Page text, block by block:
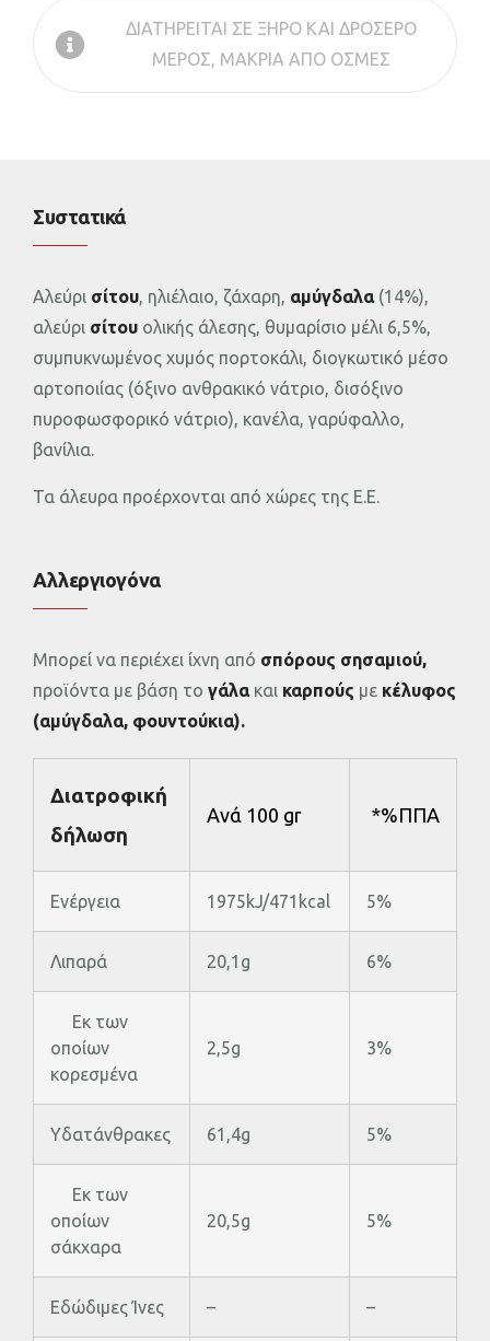
ΔΙΑΤΗΡΕΙΤΑΙ ΣΕ ΞΗΡΟ ΚΑΙ ΔΡΟΣΕΡΟ
ΜΕΡΟΣ, ΜΑΚΡΙΑ ΑΠΟ ΟΣΜΕΣ
Συστατικά
Αλεύρι σίτου, ηλιέλαιο, ζάχαρη, αμύγδαλα(14%),
αλεύρι σίτου ολικής άλεσης, θυμαρίσιο μέλι 6,5%,
συμπυκνωμένος χυμός πορτοκάλι, διογκωτικό μέσο
αρτοποιίας (όξινο ανθρακικό νάτριο, δισόξινο
πυροφωσφορικό νάτριο), κανέλα, γαρύφαλλο,
βανίλια.
Τα άλευρα προέρχονται από χώρες της Ε.Ε.
Αλλεργιογόνα
Μπορεί να περιέχει ίχνη από σπόρους σησαμιού,
προϊόντα με βάση το γάλα και καρπούς με κέλυφος
(αμύγδαλα, φουντούκια).
Διατροφική
δήλωση
Ανά 100 gr *%ΠΠΑ
Ενέργεια 1975kJ/471kcal 5%
Λιπαρά 20,1g 6%
Εκ των
οποίων
κορεσµένα
2,5g 3%
Υδατάνθρακες 61,4g 5%
Εκ των
οποίων
σάκχαρα
20,5g 5%
Εδώδιμες Ίνες – –